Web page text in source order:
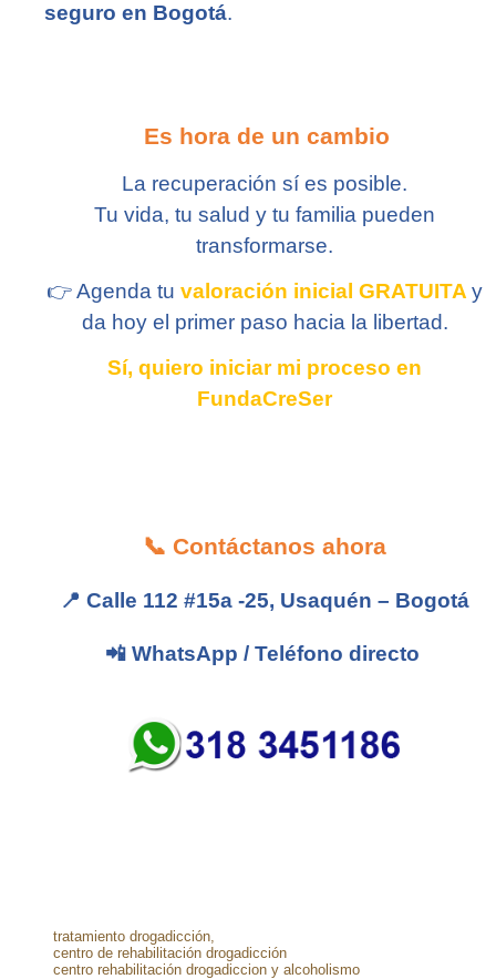
seguro en Bogotá.
Es hora de un cambio
La recuperación sí es posible.
Tu vida, tu salud y tu familia pueden
transformarse.
👉Agenda tu valoración inicial GRATUITA y
da hoy el primer paso hacia la libertad.
Sí, quiero iniciar mi proceso en
FundaCreSer
📞 Contáctanos ahora
📍 Calle 112 #15a -25, Usaquén – Bogotá
📲WhatsApp / Teléfono directo
tratamiento drogadicción,
centro de rehabilitación drogadicción
centro rehabilitación drogadiccion y alcoholismo